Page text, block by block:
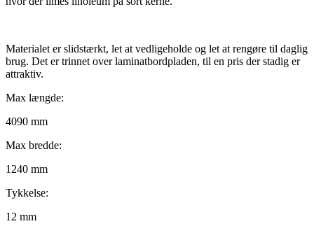
Materialet er slidstærkt, let at vedligeholde og let at rengøre til daglig
brug. Det er trinnet over laminatbordpladen, til en pris der stadig er
attraktiv.
Max længde:
4090 mm
Max bredde:
1240 mm
Tykkelse:
12 mm